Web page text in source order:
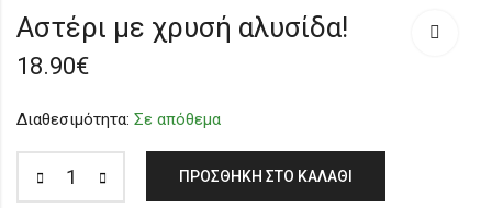
Ρόδι με χρυσή
αλυσίδα!
The Wire Collection '24
edition 1.
Αστέρι με χρυσή αλυσίδα!
18.90€
Διαθεσιμότητα: Σε απόθεμα
ΠΡΟΣΘΉΚΗ ΣΤΟ ΚΑΛΆΘΙ